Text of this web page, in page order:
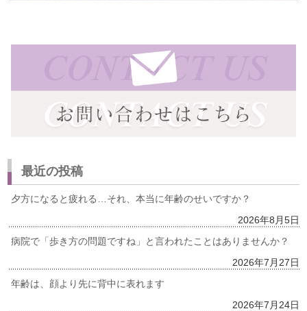
最近の投稿
夕方になると疲れる…それ、本当に年齢のせいですか？
2026年8月5日
病院で「歩き方の問題ですね」と言われたことはありませんか？
2026年7月27日
年齢は、顔より先に背中に表れます
2026年7月24日